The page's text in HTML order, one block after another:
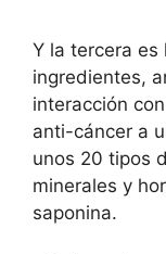
Y la tercera es
ingredientes,
interacción
anti-cáncer a
unos 20 tipos
minerales y
saponina.